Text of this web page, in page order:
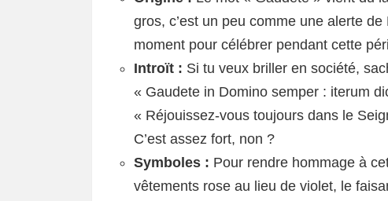
gros, c’est un peu comme une alerte
moment pour célébrer pendant cette
Introït : Si tu veux briller en société,
« Gaudete in Domino semper : iterum
« Réjouissez-vous toujours dans le
C’est assez fort, non ?
Symboles : Pour rendre hommage à
vêtements rose au lieu de violet, le